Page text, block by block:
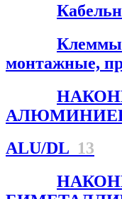
Клеммы
монтажные,
ALU/DL 13